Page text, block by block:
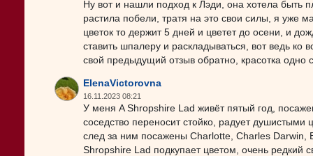
Ну вот и нашли подход к Лэди, она хотела быть
растила побели, тратя на это свои силы, я уже
цветок то держит 5 дней и цветет до осени, и
ставить шпалеру и раскладываться, вот ведь
свой предыдущий отзыв обратно, красотка одно
ElenaVictorovna
16.11.2023 08:21
У меня A Shropshire Lad живёт пятый год,
соседство переносит стойко, радует душистыми
след за ним посажены Charlotte, Charles Darwin,
Shropshire Lad подкупает цветом, очень редкий